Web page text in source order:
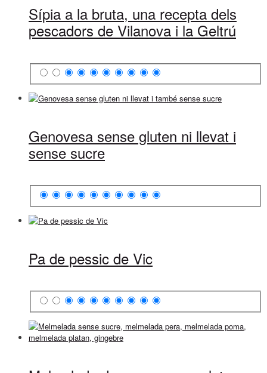
Sípia a la bruta, una recepta dels
pescadors de Vilanova i la Geltrú
Genovesa sense gluten ni llevat i
sense sucre
Pa de pessic de Vic